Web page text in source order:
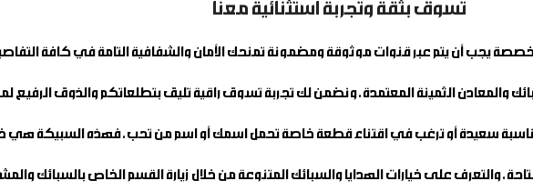
تسوق بثقة وتجربة استثنائية معنا
يجب أن يتم عبر قنوات موثوقة ومضمونة تمنحك الأمان والشفافية التامة في كافة
والمعادن الثمينة المعتمدة، ونضمن لك تجربة تسوق راقية تليق بتطلعاتكم والذوق الرفيع
سعيدة أو ترغب في اقتناء قطعة خاصة تحمل اسمك أو اسم من تحب، فهذه السبيكة هي
والتعرف على خيارات الهدايا والسبائك المتنوعة من خلال زيارة القسم الخاص بالسبائك